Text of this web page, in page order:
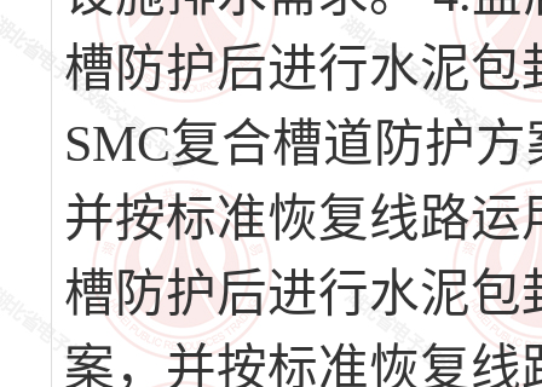
槽防护后进行水泥包
SMC复合槽道防护
并按标准恢复线路
槽防护后进行水泥
案，并按标准恢复